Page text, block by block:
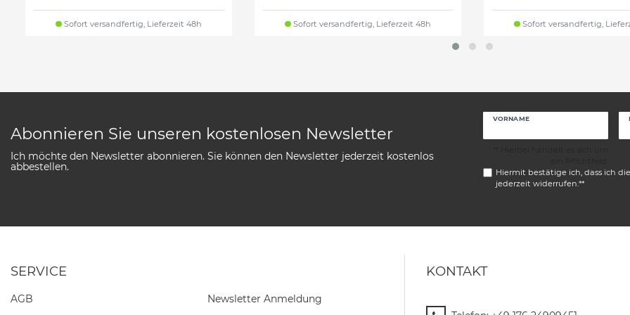
Sofort versandfertig, Lieferzeit 48h Sofort versandfertig, Lieferzeit 48h Sofort versandfertig,
Abonnieren Sie unseren kostenlosen Newsletter
Ich möchte den Newsletter abonnieren. Sie können den Newsletter jederzeit kostenlos
abbestellen.
VORNAME
Hiermit bestätige ich, dass ich die
jederzeit widerrufen.**
SERVICE
AGB Newsletter Anmeldung
KONTAKT